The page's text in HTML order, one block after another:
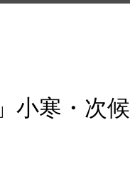
小寒・次候